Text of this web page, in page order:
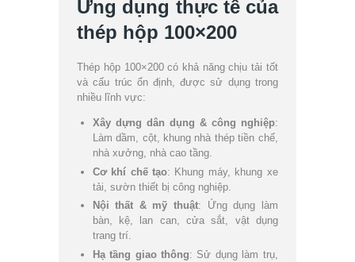
Ứng dụng thực tế của
thép hộp 100×200
Thép hộp 100×200 có khả năng chịu tải tốt
và cấu trúc ổn định, được sử dụng trong
nhiều lĩnh vực:
Xây dựng dân dụng & công nghiệp:
Làm dầm, cột, khung nhà thép tiền chế,
nhà xưởng, nhà cao tầng.
Cơ khí chế tạo: Khung máy, khung xe
tải, sườn thiết bị công nghiệp.
Nội thất & mỹ thuật: Ứng dụng làm
bàn, kệ, lan can, cửa sắt, vật dụng
trang trí.
Hạ tầng giao thông: Sử dụng làm trụ,